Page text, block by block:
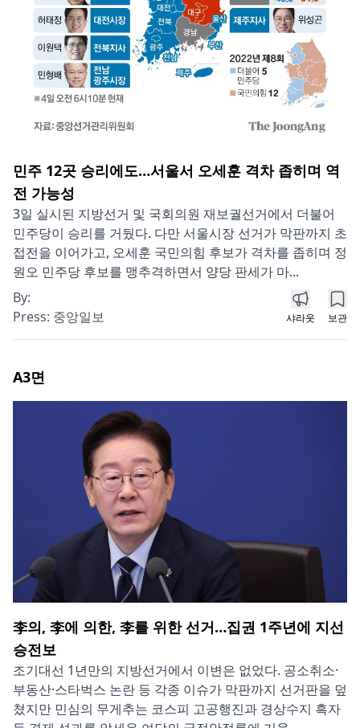
민주 12곳 승리에도…서울서 오세훈 격차 좁히며 역
전 가능성
3일 실시된 지방선거 및 국회의원 재보궐선거에서 더불어
민주당이 승리를 거뒀다. 다만 서울시장 선거가 막판까지 초
접전을 이어가고, 오세훈 국민의힘 후보가 격차를 좁히며 정
원오 민주당 후보를 맹추격하면서 양당 판세가 마...
By:
Press: 중앙일보 샤라웃 보관
A3면
李의, 李에 의한, 李를 위한 선거…집권 1주년에 지선
승전보
조기대선 1년만의 지방선거에서 이변은 없었다. 공소취소·
부동산·스타벅스 논란 등 각종 이슈가 막판까지 선거판을 덮
쳤지만 민심의 무게추는 코스피 고공행진과 경상수지 흑자